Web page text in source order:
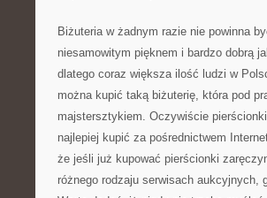
Biżuteria w żadnym razie nie powinna
niesamowitym pięknem i bardzo dobrą
dlatego coraz większa ilość ludzi w
można kupić taką biżuterię, która pod
majstersztykiem. Oczywiście
najlepiej kupić za pośrednictwem
że jeśli już kupować pierścionki
różnego rodzaju serwisach aukcyjnych,